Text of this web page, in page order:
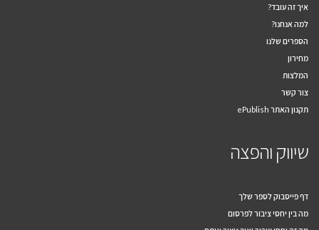
איך זה עובד?
למה אנחנו?
הספרים שלנו
מחירון
המלצות
צור קשר
תקנון האתר ePublish
שיווק והפצה
דף פייסבוק לספר שלך
מה בין יחסי ציבור לפרסום